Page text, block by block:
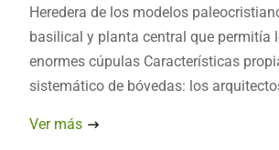
Heredera de los modelos
basilical y planta central que permitía
enormes cúpulas Características
sistemático de bóvedas: los
Ver más